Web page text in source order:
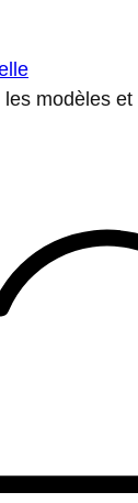
modèles